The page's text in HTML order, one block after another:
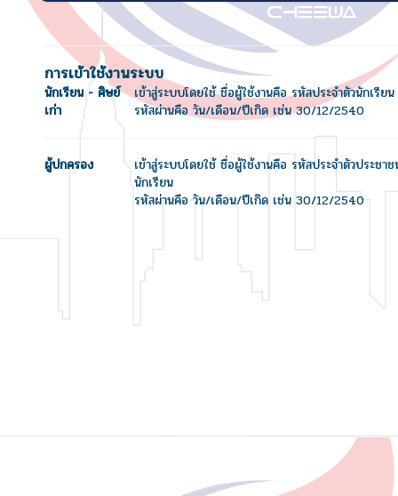
การเข้าใช้งานระบบ
นักเรียน - ศิษย์
เก่า
เข้าสู่ระบบโดยใช้ ชื่อผู้ใช้งานคือ รหัสประจำตัวนักเรียน
รหัสผ่านคือ วัน/เดือน/ปีเกิด เช่น 30/12/2540
ผู้ปกครอง
เข้าสู่ระบบโดยใช้ ชื่อผู้ใช้งานคือ รหัสประจำตัวประชา
นักเรียน
รหัสผ่านคือ วัน/เดือน/ปีเกิด เช่น 30/12/2540